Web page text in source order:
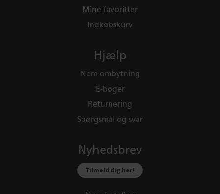
Mine favoritter
Indkøbskurv
Hjælp
Nem ombytning
E-bøger
Returnering
Spørgsmål og svar
Nyhedsbrev
Tilmeld dig her!